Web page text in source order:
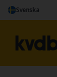
Svenska